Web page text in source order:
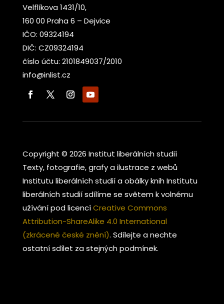
Velflíkova 1431/10,
160 00 Praha 6 – Dejvice
IČO: 09324194
DIČ: CZ09324194
číslo účtu: 2101849037/2010
info@inlist.cz
Copyright © 2026 Institut liberálních studií
Texty, fotografie, grafy a ilustrace z webů
Institutu liberálních studií a obálky knih Institutu
liberálních studií sdílíme se světem k volnému
užívání pod licencíCreative Commons
Attribution-ShareAlike 4.0 International
(zkrácené české znění). Sdílejte a nechte
ostatní sdílet za stejných podmínek.